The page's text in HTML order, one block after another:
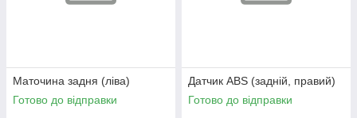
Маточина задня (ліва)
Готово до відправки
Датчик ABS (задній, правий)
Готово до відправки